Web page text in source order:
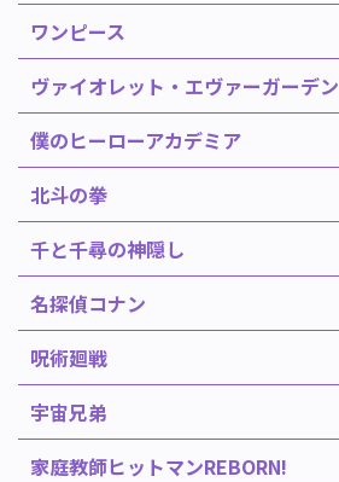
ワンピース
ヴァイオレット・エヴァーガーデン
僕のヒーローアカデミア
北斗の拳
千と千尋の神隠し
名探偵コナン
呪術廻戦
宇宙兄弟
家庭教師ヒットマンREBORN!